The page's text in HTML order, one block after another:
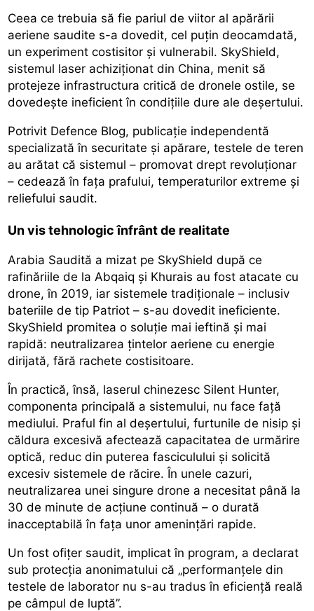
Ceea ce trebuia să fie pariul de viitor al apărării
aeriene saudite s-a dovedit, cel puțin deocamdată,
un experiment costisitor și vulnerabil. SkyShield,
sistemul laser achiziționat din China, menit să
protejeze infrastructura critică de dronele ostile, se
dovedește ineficient în condițiile dure ale deșertului.
Potrivit Defence Blog, publicație independentă
specializată în securitate și apărare, testele de teren
au arătat că sistemul – promovat drept revoluționar
– cedează în fața prafului, temperaturilor extreme și
reliefului saudit.
Un vis tehnologic înfrânt de realitate
Arabia Saudită a mizat pe SkyShield după ce
rafinăriile de la Abqaiq și Khurais au fost atacate cu
drone, în 2019, iar sistemele tradiționale – inclusiv
bateriile de tip Patriot – s-au dovedit ineficiente.
SkyShield promitea o soluție mai ieftină și mai
rapidă: neutralizarea țintelor aeriene cu energie
dirijată, fără rachete costisitoare.
În practică, însă, laserul chinezesc Silent Hunter,
componenta principală a sistemului, nu face față
mediului. Praful fin al deșertului, furtunile de nisip și
căldura excesivă afectează capacitatea de urmărire
optică, reduc din puterea fasciculului și solicită
excesiv sistemele de răcire. În unele cazuri,
neutralizarea unei singure drone a necesitat până la
30 de minute de acțiune continuă – o durată
inacceptabilă în fața unor amenințări rapide.
Un fost ofițer saudit, implicat în program, a declarat
sub protecția anonimatului că „performanțele din
testele de laborator nu s-au tradus în eficiență reală
pe câmpul de luptă”.